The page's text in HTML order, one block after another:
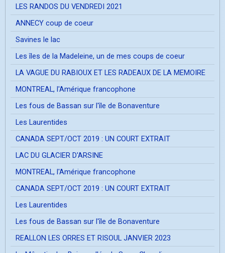
LES RANDOS DU VENDREDI 2021
ANNECY coup de coeur
Savines le lac
Les îles de la Madeleine, un de mes coups de coeur
LA VAGUE DU RABIOUX ET LES RADEAUX DE LA MEMOIRE
MONTREAL, l'Amérique francophone
Les fous de Bassan sur l'île de Bonaventure
Les Laurentides
CANADA SEPT/OCT 2019 : UN COURT EXTRAIT
LAC DU GLACIER D'ARSINE
MONTREAL, l'Amérique francophone
CANADA SEPT/OCT 2019 : UN COURT EXTRAIT
Les Laurentides
Les fous de Bassan sur l'île de Bonaventure
REALLON LES ORRES ET RISOUL JANVIER 2023